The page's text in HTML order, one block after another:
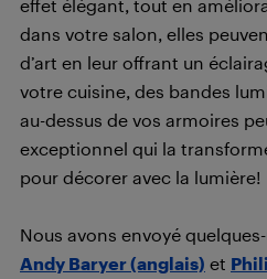
effet élégant, tout en
dans votre salon, elles
d’art en leur offrant un
votre cuisine, des bandes
au-dessus de vos armoires
exceptionnel qui la
pour décorer avec la lumière!
Nous avons envoyé
Andy Baryer (anglais) et